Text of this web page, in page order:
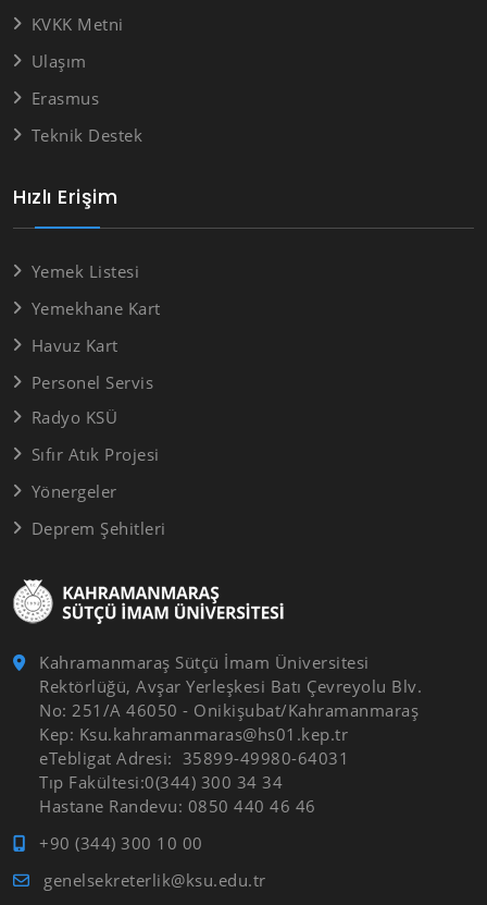
Kahramanmaraş Sütçü İmam Üniversitesi
Rektörlüğü, Avşar Yerleşkesi Batı Çevreyolu Blv.
No: 251/A 46050 - Onikişubat/Kahramanmaraş
Kep: Ksu.kahramanmaras@hs01.kep.tr
eTebligat Adresi: 35899-49980-64031
Tıp Fakültesi:0(344) 300 34 34
Hastane Randevu: 0850 440 46 46
+90 (344) 300 10 00
genelsekreterlik@ksu.edu.tr
Hızlı Erişim
Yemek Listesi
Yemekhane Kart
Havuz Kart
Personel Servis
Radyo KSÜ
Sıfır Atık Projesi
Yönergeler
Deprem Şehitleri
KVKK Metni
Ulaşım
Erasmus
Teknik Destek